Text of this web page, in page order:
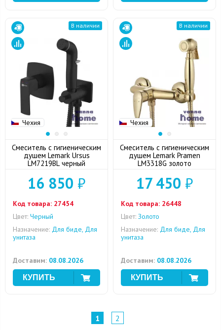
Чехия
В наличии
Смеситель с гигиеническим
душем Lemark Ursus
LM7219BL черный
16 850 ₽
Код товара: 27454
Цвет: Черный
Назначение: Для биде, Для
унитаза
Доставим: 08.08.2026
Чехия
В наличии
Смеситель с гигиеническим
душем Lemark Pramen
LM3318G золото
17 450 ₽
Код товара: 26448
Цвет: Золото
Назначение: Для биде, Для
унитаза
Доставим: 08.08.2026
1 2